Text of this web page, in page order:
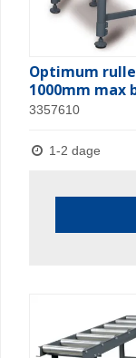
Optimum
1000mm max
3357610
1-2 dage